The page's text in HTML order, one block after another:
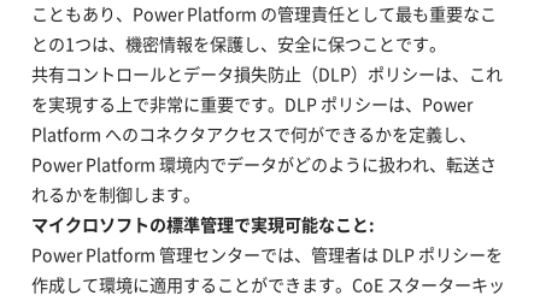
こともあり、Power Platform の管理責任として最も重要なこ
との1つは、機密情報を保護し、安全に保つことです。
共有コントロールとデータ損失防止（DLP）ポリシーは、これ
を実現する上で非常に重要です。DLP ポリシーは、Power
Platform へのコネクタアクセスで何ができるかを定義し、
Power Platform 環境内でデータがどのように扱われ、転送さ
れるかを制御します。
マイクロソフトの標準管理で実現可能なこと:
Power Platform 管理センターでは、管理者は DLP ポリシーを
作成して環境に適用することができます。CoE スターターキッ